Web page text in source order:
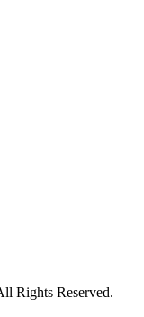
Rights Reserved.